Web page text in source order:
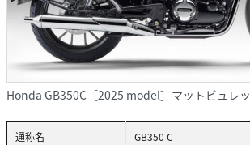
Honda GB350C［2025 model］マットビュレ
通称名 GB350 C